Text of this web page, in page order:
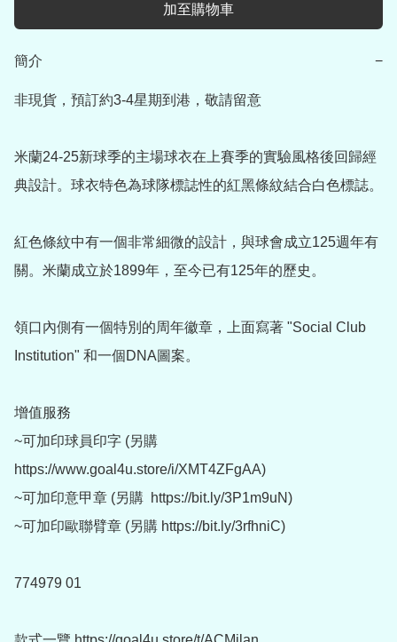
加至購物車
簡介 −
非現貨，預訂約3-4星期到港，敬請留意
米蘭24-25新球季的主場球衣在上賽季的實驗風格後回歸經
典設計。球衣特色為球隊標誌性的紅黑條紋結合白色標誌。
紅色條紋中有一個非常細微的設計，與球會成立125週年有
關。米蘭成立於1899年，至今已有125年的歷史。
領口內側有一個特別的周年徽章，上面寫著 "Social Club
Institution" 和一個DNA圖案。
增值服務
~可加印球員印字 (另購
https://www.goal4u.store/i/XMT4ZFgAA)
~可加印意甲章 (另購  https://bit.ly/3P1m9uN)
~可加印歐聯臂章 (另購 https://bit.ly/3rfhniC)
774979 01